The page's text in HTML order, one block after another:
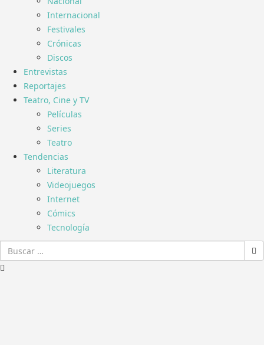
Internacional
Festivales
Crónicas
Discos
Entrevistas
Reportajes
Teatro, Cine y TV
Películas
Series
Teatro
Tendencias
Literatura
Videojuegos
Internet
Cómics
Tecnología
Buscar: